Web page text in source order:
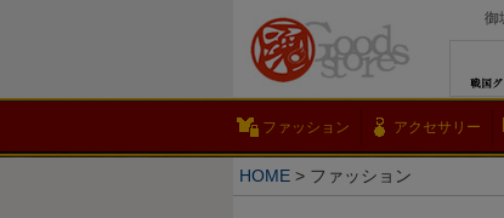
御
ファッション アクセサリー
HOME ファッション